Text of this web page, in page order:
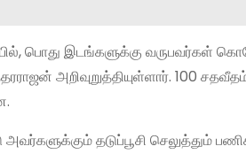
பொது இடங்களுக்கு வருபவர்கள்
அறிவுறுத்தியுள்ளார். 100 சதவீதம்
தடுப்பூசி செலுத்தும்